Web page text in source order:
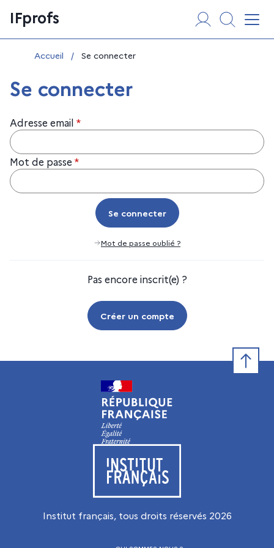
au
contenu
IFprofs
Vous êtes ici :
Accueil / Se connecter
Se connecter
Adresse email *
Mot de passe *
Se connecter
Se connecter
Mot de passe oublié ?
Pas encore inscrit(e) ?
Créer un compte
Visiter le site de l’Institut français
Institut français, tous droits réservés 2026